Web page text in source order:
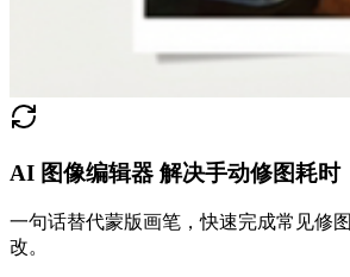
AI 图像编辑器 解决手动修图耗时
一句话替代蒙版画笔，快速完成常见修
改。